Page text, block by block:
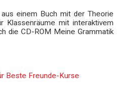
einem Buch mit der Theorie
Klassenräume mit interaktivem
die CD-ROM Meine Grammatik
Beste Freunde-Kurse